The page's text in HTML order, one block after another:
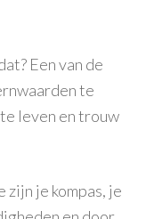
Een van de
te
leven en trouw
zijn je kompas, je